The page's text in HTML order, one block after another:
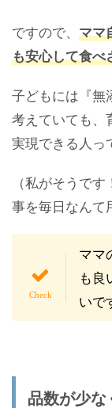
ですので、 ママ
も安心して食
子どもには『無
考えていても、
実現できる人っ
（私がそうで
事を毎日なんて
ママ
も良
い
品数が少な